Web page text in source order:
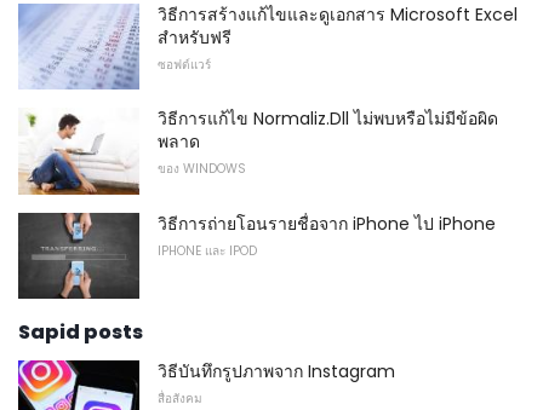
วิธีการสร้างแก้ไขและดูเอกสาร Microsoft Excel
สำหรับฟรี
ซอฟต์แวร์
วิธีการแก้ไข Normaliz.Dll ไม่พบหรือไม่มีข้อผิด
พลาด
ของ WINDOWS
วิธีการถ่ายโอนรายชื่อจาก iPhone ไป iPhone
IPHONE และ IPOD
Sapid posts
วิธีบันทึกรูปภาพจาก Instagram
สื่อสังคม